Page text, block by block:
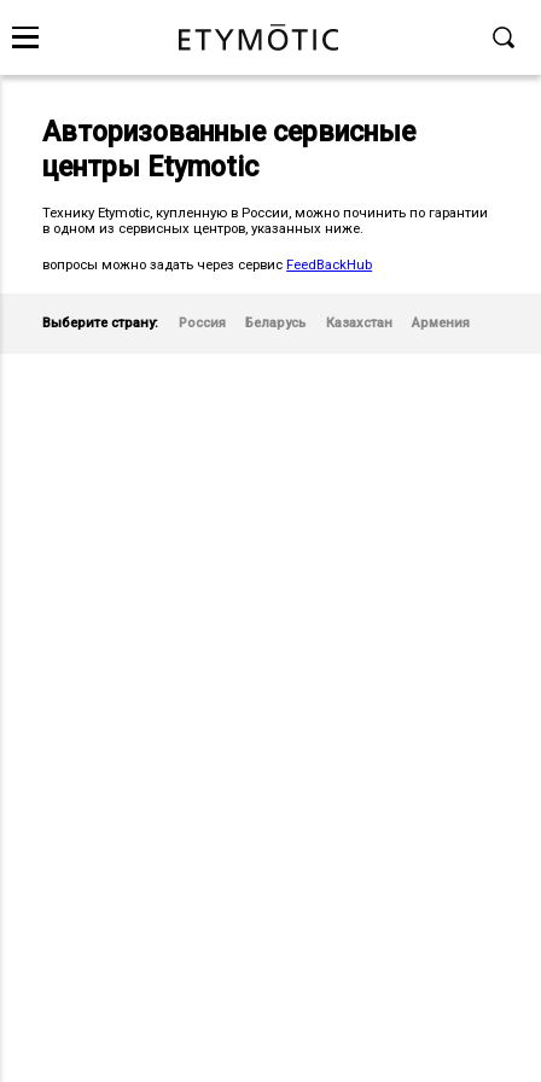
Авторизованные сервисные
центры Etymotic
Технику Etymotic, купленную в России, можно починить по гарантии
в одном из сервисных центров, указанных ниже.
вопросы можно задать через сервисFeedBackHub
Выберите страну: Россия Беларусь Казахстан Армения